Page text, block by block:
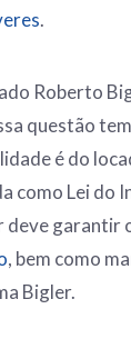
.
Roberto
questão
é do
como Lei do
garantir
, bem como
Bigler.